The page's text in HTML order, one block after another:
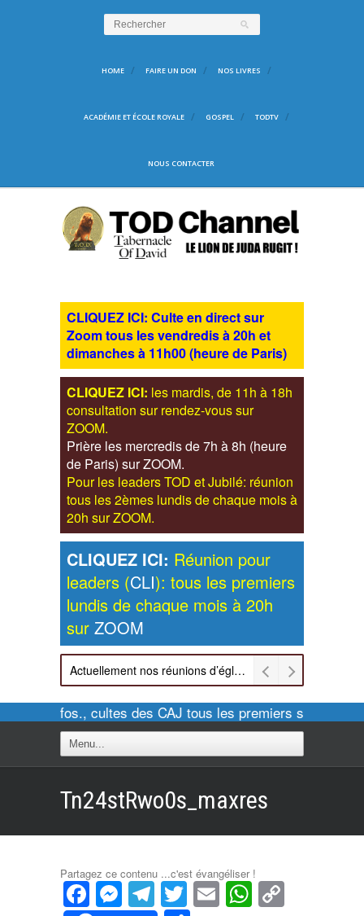
HOME FAIRE UN DON NOS LIVRES
ACADÉMIE ET ÉCOLE ROYALE GOSPEL TODTV
NOUS CONTACTER
CLIQUEZ ICI: Culte en direct sur
Zoom tous les vendredis à 20h et
dimanches à 11h00 (heure de Paris)
CLIQUEZ ICI: les mardis, de 11h à 18h
consultation sur rendez-vous sur
ZOOM.
Prière les mercredis de 7h à 8h (heure
de Paris) sur ZOOM.
Pour les leaders TOD et Jubilé: réunion
tous les 2èmes lundis de chaque mois à
20h sur ZOOM.
CLIQUEZ ICI: Réunion pour
leaders (CLI): tous les premiers
lundis de chaque mois à 20h
sur ZOOM
Actuellement nos réunions d’église sont retransmises sur ZOOM les dimanches à 11h et vendredis à 20h00
Pour infos., cultes des CAJ tous les premiers samedis
Tn24stRwo0s_maxres
Partagez ce contenu ...c'est évangéliser !
Facebook
Messenger
Telegram
Twitter
Email